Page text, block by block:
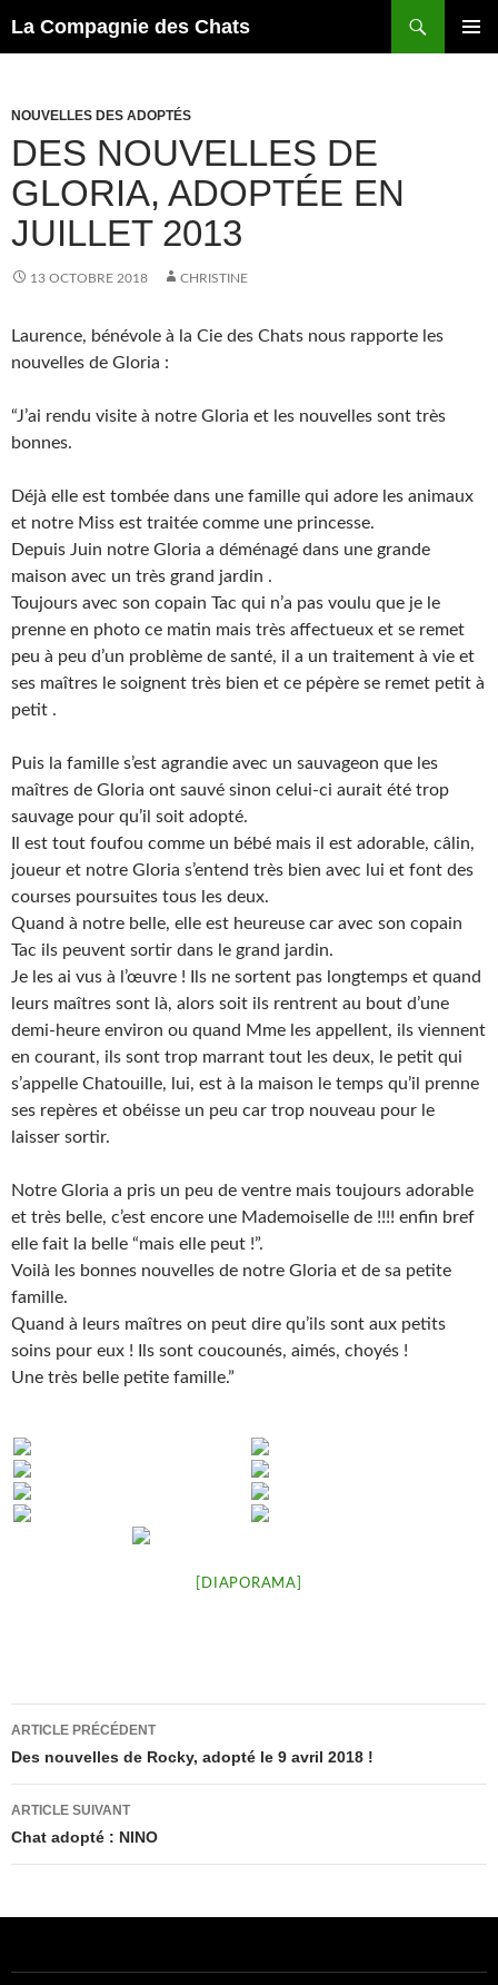
La Compagnie des Chats
NOUVELLES DES ADOPTÉS
DES NOUVELLES DE
GLORIA, ADOPTÉE EN
JUILLET 2013
13 OCTOBRE 2018 CHRISTINE
Laurence, bénévole à la Cie des Chats nous rapporte les
nouvelles de Gloria :
“J’ai rendu visite à notre Gloria et les nouvelles sont très
bonnes.
Déjà elle est tombée dans une famille qui adore les animaux
et notre Miss est traitée comme une princesse.
Depuis Juin notre Gloria a déménagé dans une grande
maison avec un très grand jardin .
Toujours avec son copain Tac qui n’a pas voulu que je le
prenne en photo ce matin mais très affectueux et se remet
peu à peu d’un problème de santé, il a un traitement à vie et
ses maîtres le soignent très bien et ce pépère se remet petit à
petit .
Puis la famille s’est agrandie avec un sauvageon que les
maîtres de Gloria ont sauvé sinon celui-ci aurait été trop
sauvage pour qu’il soit adopté.
Il est tout foufou comme un bébé mais il est adorable, câlin,
joueur et notre Gloria s’entend très bien avec lui et font des
courses poursuites tous les deux.
Quand à notre belle, elle est heureuse car avec son copain
Tac ils peuvent sortir dans le grand jardin.
Je les ai vus à l’œuvre ! Ils ne sortent pas longtemps et quand
leurs maîtres sont là, alors soit ils rentrent au bout d’une
demi-heure environ ou quand Mme les appellent, ils viennent
en courant, ils sont trop marrant tout les deux, le petit qui
s’appelle Chatouille, lui, est à la maison le temps qu’il prenne
ses repères et obéisse un peu car trop nouveau pour le
laisser sortir.
Notre Gloria a pris un peu de ventre mais toujours adorable
et très belle, c’est encore une Mademoiselle de !!!! enfin bref
elle fait la belle “mais elle peut !”.
Voilà les bonnes nouvelles de notre Gloria et de sa petite
famille.
Quand à leurs maîtres on peut dire qu’ils sont aux petits
soins pour eux ! Ils sont coucounés, aimés, choyés !
Une très belle petite famille.”
[DIAPORAMA]
Navigation
des
articles
ARTICLE PRÉCÉDENT
Des nouvelles de Rocky, adopté le 9 avril 2018 !
ARTICLE SUIVANT
Chat adopté : NINO